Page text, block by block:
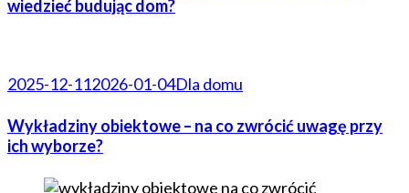
wiedzieć budując dom?
2025-12-112026-01-04Dla domu
Wykładziny obiektowe – na co zwrócić uwagę przy
ich wyborze?